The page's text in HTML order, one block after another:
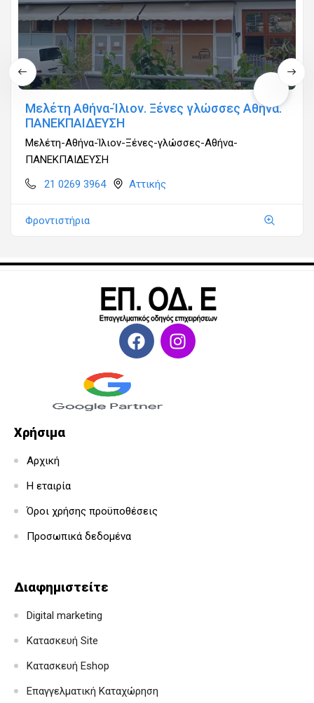
Μελέτη Αθήνα-Ίλιον. Ξένες γλώσσες Αθήνα.
ΠΑΝΕΚΠΑΙΔΕΥΣΗ
Μελέτη-Αθήνα-Ίλιον-Ξένες-γλώσσες-Αθήνα-
ΠΑΝΕΚΠΑΙΔΕΥΣΗ
21 0269 3964
Αττικής
Φροντιστήρια
Χρήσιμα
Αρχική
Η εταιρία
Όροι χρήσης προϋποθέσεις
Προσωπικά δεδομένα
Διαφημιστείτε
Digital marketing
Κατασκευή Site
Κατασκευή Eshop
Επαγγελματική Καταχώρηση